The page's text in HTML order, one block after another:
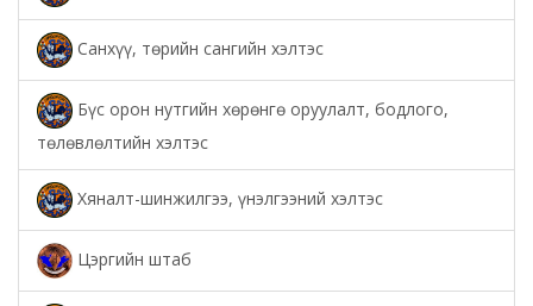
Санхүү, төрийн сангийн хэлтэс
Бүс орон нутгийн хөрөнгө оруулалт, бодлого,
төлөвлөлтийн хэлтэс
Хяналт-шинжилгээ, үнэлгээний хэлтэс
Цэргийн штаб